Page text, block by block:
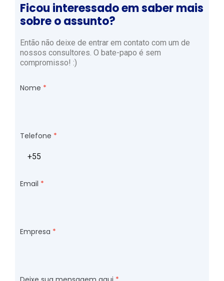
Ficou interessado em saber mais
sobre o assunto?
Então não deixe de entrar em contato com um de
nossos consultores. O bate-papo é sem
compromisso! :)
Nome
Telefone
Email
Empresa